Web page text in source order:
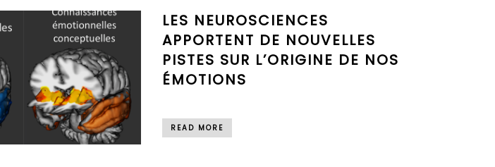
LES NEUROSCIENCES
APPORTENT DE NOUVELLES
PISTES SUR L’ORIGINE DE NOS
ÉMOTIONS
READ MORE